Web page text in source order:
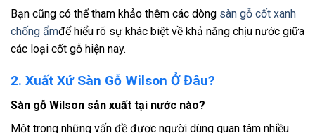
Bạn cũng có thể tham khảo thêm các dòng sàn gỗ cốt xanh
chống ẩmđể hiểu rõ sự khác biệt về khả năng chịu nước giữa
các loại cốt gỗ hiện nay.
2. Xuất Xứ Sàn Gỗ Wilson Ở Đâu?
Sàn gỗ Wilson sản xuất tại nước nào?
Một trong những vấn đề được người dùng quan tâm nhiều